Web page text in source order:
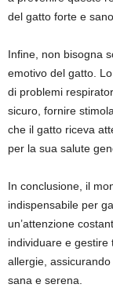
del gatto forte e sano.
Infine, non bisogna
emotivo del gatto.
di problemi
sicuro, fornire
che il gatto riceva
per la sua salute
In conclusione, il
indispensabile per
un’attenzione
individuare e
allergie,
sana e serena.